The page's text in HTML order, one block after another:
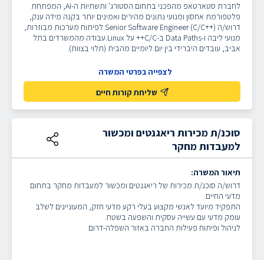
לחברת סטארטאפ מהפכני בתחום הסטורג' ותשתיות ה-AI, המפתחת
פלטפורמת אחסון ומנועי נתונים מהירים ואמינים יותר בקנה מידה ענק,
דרוש/ה Senior Software Engineer (C/C++) לפיתוח מערכות מבוזרות,
מנועי ליבה ו-Data Paths ב-C/C++ על Linux.עבודה מהמשרדים בתל
אביב, עובדים היברידי בין יום ליומיים מהבית (תלוי בצוות).
לצפייה בפרטי המשרה
שליחת קורות חיים
סוכנ/ת מכירות ריאגנטים ומכשור
למעבדות מחקר
תיאור המשרה:
דרוש/ה סוכנ/ת מכירות של ריאגנטים ומכשור למעבדות מחקר בתחום
מדעי החיים.
התפקיד מיועד לאנשי מקצוע בעלי רקע מדעי חזק, המעוניינים לשלב
עומק מדעי עם עשייה עסקית והשפעה בשטח.
לניהול ופיתוח פעילות החברה באזור השפלה-דרום